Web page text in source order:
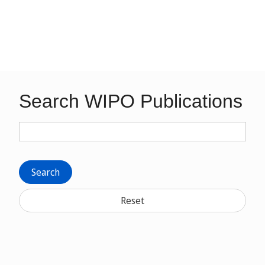
Search WIPO Publications
Search
Reset